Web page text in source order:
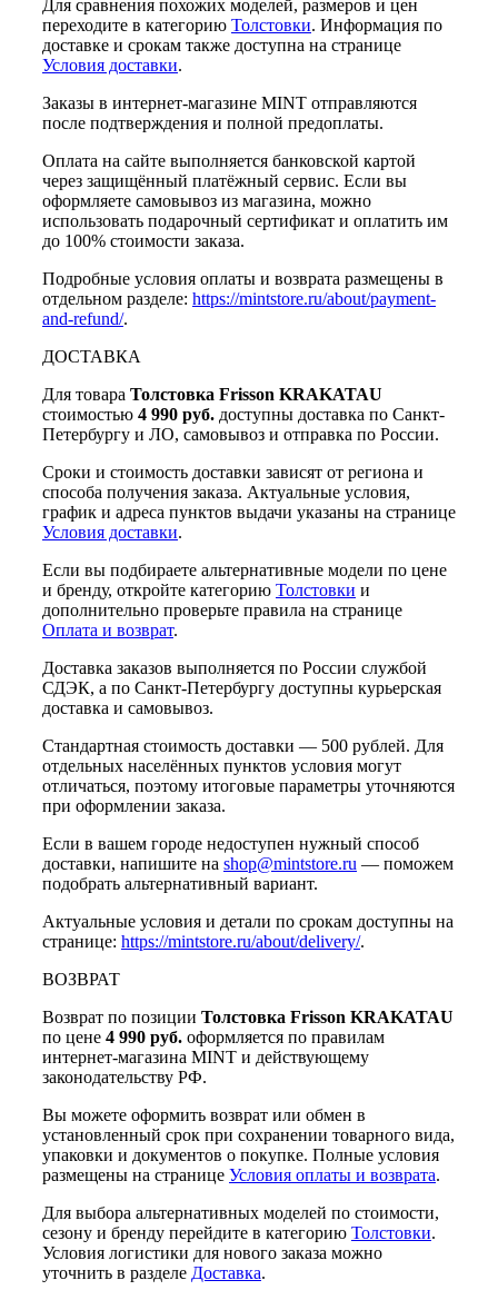
Для сравнения похожих моделей, размеров и цен
переходите в категорию Толстовки. Информация по
доставке и срокам также доступна на странице
Условия доставки.
Заказы в интернет-магазине MINT отправляются
после подтверждения и полной предоплаты.
Оплата на сайте выполняется банковской картой
через защищённый платёжный сервис. Если вы
оформляете самовывоз из магазина, можно
использовать подарочный сертификат и оплатить им
до 100% стоимости заказа.
Подробные условия оплаты и возврата размещены в
отдельном разделе: https://mintstore.ru/about/payment-
and-refund/.
ДОСТАВКА
Для товара Толстовка Frisson KRAKATAU
стоимостью 4 990 руб. доступны доставка по Санкт-
Петербургу и ЛО, самовывоз и отправка по России.
Сроки и стоимость доставки зависят от региона и
способа получения заказа. Актуальные условия,
график и адреса пунктов выдачи указаны на странице
Условия доставки.
Если вы подбираете альтернативные модели по цене
и бренду, откройте категорию Толстовки и
дополнительно проверьте правила на странице
Оплата и возврат.
Доставка заказов выполняется по России службой
СДЭК, а по Санкт-Петербургу доступны курьерская
доставка и самовывоз.
Стандартная стоимость доставки — 500 рублей. Для
отдельных населённых пунктов условия могут
отличаться, поэтому итоговые параметры уточняются
при оформлении заказа.
Если в вашем городе недоступен нужный способ
доставки, напишите на shop@mintstore.ru — поможем
подобрать альтернативный вариант.
Актуальные условия и детали по срокам доступны на
странице: https://mintstore.ru/about/delivery/.
ВОЗВРАТ
Возврат по позиции Толстовка Frisson KRAKATAU
по цене 4 990 руб. оформляется по правилам
интернет-магазина MINT и действующему
законодательству РФ.
Вы можете оформить возврат или обмен в
установленный срок при сохранении товарного вида,
упаковки и документов о покупке. Полные условия
размещены на странице Условия оплаты и возврата.
Для выбора альтернативных моделей по стоимости,
сезону и бренду перейдите в категорию Толстовки.
Условия логистики для нового заказа можно
уточнить в разделе Доставка.